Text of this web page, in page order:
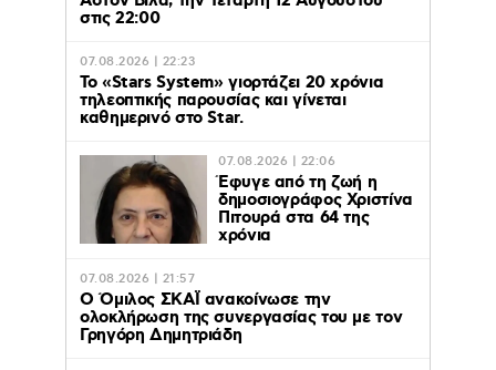
στις 22:00
07.08.2026 | 22:23
Το «Stars System» γιορτάζει 20 χρόνια
τηλεοπτικής παρουσίας και γίνεται
καθημερινό στο Star.
07.08.2026 | 22:06
Έφυγε από τη ζωή η
δημοσιογράφος Χριστίνα
Πιτουρά στα 64 της
χρόνια
07.08.2026 | 21:57
Ο Όμιλος ΣΚΑΪ ανακοίνωσε την
ολοκλήρωση της συνεργασίας του με τον
Γρηγόρη Δημητριάδη